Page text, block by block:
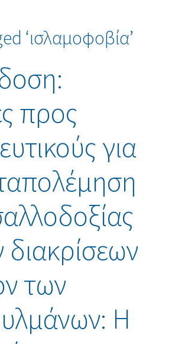
‘ισλαμοφοβία’
προς
για
διακρίσεων
των
Η